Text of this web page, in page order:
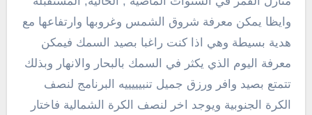
وايظا يمكن معرفة شروق الشمس وغروبها وارتفاعها مع
هدية بسيطة وهي اذا كنت راغبا بصيد السمك فيمكن
معرفة اليوم الذي يكثر في السمك بالبحار والانهار وبذلك
تتمتع بصيد وافر ورزق جميل تنبيييييه البرنامج لنصف
الكرة الجنوبية ويوجد اخر لنصف الكرة الشمالية فاختار